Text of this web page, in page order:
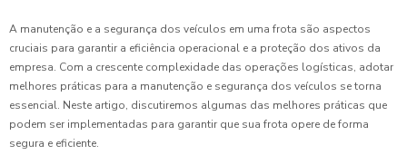
A manutenção e a segurança dos veículos em uma frota são aspectos
cruciais para garantir a eficiência operacional e a proteção dos ativos da
empresa. Com a crescente complexidade das operações logísticas, adotar
melhores práticas para a manutenção e segurança dos veículos se torna
essencial. Neste artigo, discutiremos algumas das melhores práticas que
podem ser implementadas para garantir que sua frota opere de forma
segura e eficiente.